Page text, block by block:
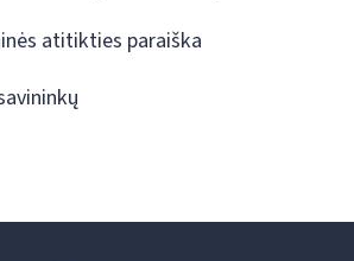
atitikties paraiška